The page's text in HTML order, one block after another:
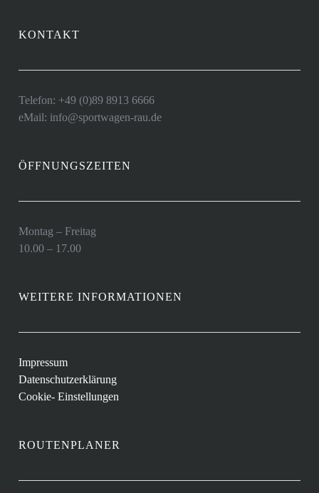
KONTAKT
Telefon: +49 (0)89 8913 6666
eMail: info@sportwagen-rau.de
ÖFFNUNGSZEITEN
Montag – Freitag
10.00 – 17.00
WEITERE INFORMATIONEN
Impressum
Datenschutzerklärung
Cookie- Einstellungen
ROUTENPLANER